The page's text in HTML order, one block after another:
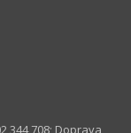
344 708; Doprava